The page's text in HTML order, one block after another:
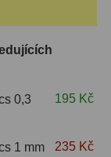
0,3
195 Kč
1 mm
235 Kč